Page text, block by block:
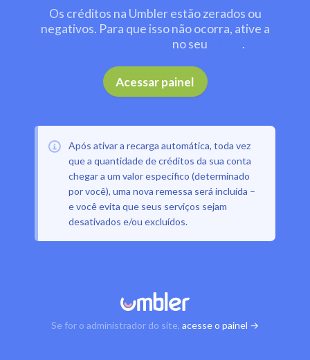
Os créditos na Umbler estão zerados ou
negativos. Para que isso não ocorra, ative a
no seu .
Acessar painel
Após ativar a recarga automática, toda vez
que a quantidade de créditos da sua conta
chegar a um valor específico (determinado
por você), uma nova remessa será incluída –
e você evita que seus serviços sejam
desativados e/ou excluídos.
Se for o administrador do site, acesse o painel →